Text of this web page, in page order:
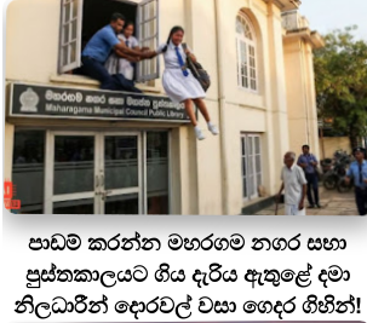
පාඩම් කරන්න මහරගම නගර සභා
පුස්තකාලයට ගිය දැරිය ඇතුළේ දමා
නිලධාරීන් දොරවල් වසා ගෙදර ගිහින්!